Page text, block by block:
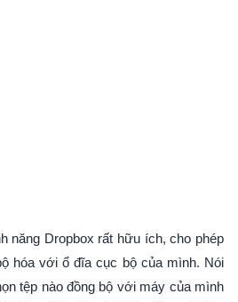
năng Dropbox rất hữu ích, cho phép
hóa với ổ đĩa cục bộ của mình. Nói
tệp nào đồng bộ với máy của mình